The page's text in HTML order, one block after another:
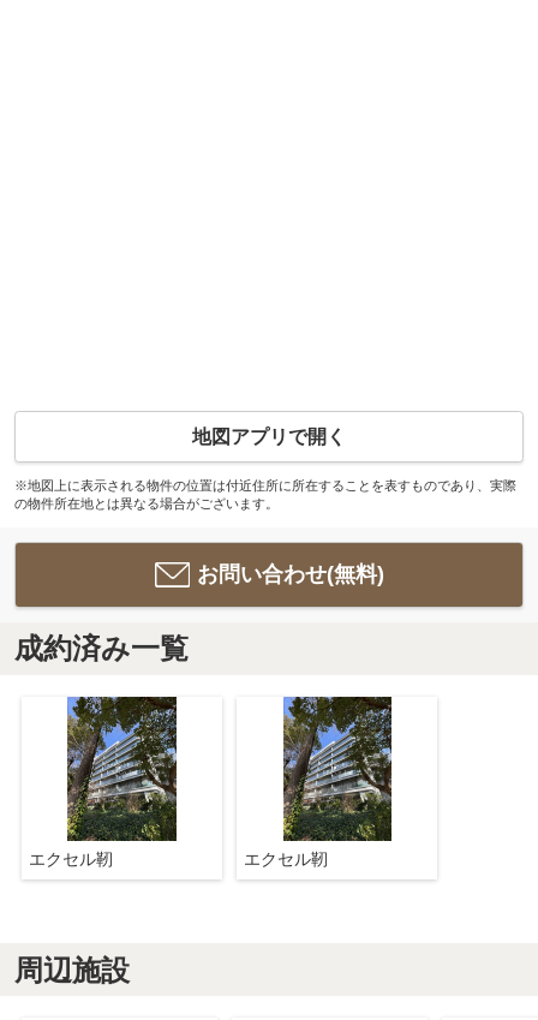
地図アプリで開く
※地図上に表示される物件の位置は付近住所に所在することを表すものであり、実際
の物件所在地とは異なる場合がございます。
お問い合わせ(無料)
成約済み一覧
エクセル靭 エクセル靭
周辺施設